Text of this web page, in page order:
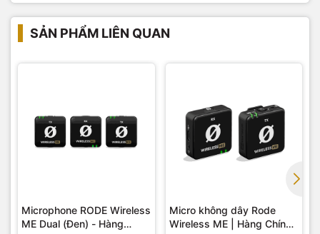
trường quay ảo đến mọi khách hàng có nhu cầu.
SẢN PHẨM LIÊN QUAN
Microphone RODE Wireless
ME Dual (Đen) - Hàng
Micro không dây Rode
Wireless ME | Hàng Chính